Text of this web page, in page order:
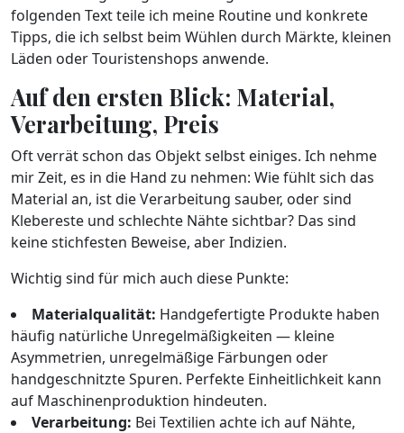
folgenden Text teile ich meine Routine und konkrete
Tipps, die ich selbst beim Wühlen durch Märkte, kleinen
Läden oder Touristenshops anwende.
Auf den ersten Blick: Material,
Verarbeitung, Preis
Oft verrät schon das Objekt selbst einiges. Ich nehme
mir Zeit, es in die Hand zu nehmen: Wie fühlt sich das
Material an, ist die Verarbeitung sauber, oder sind
Klebereste und schlechte Nähte sichtbar? Das sind
keine stichfesten Beweise, aber Indizien.
Wichtig sind für mich auch diese Punkte:
Materialqualität: Handgefertigte Produkte haben
häufig natürliche Unregelmäßigkeiten — kleine
Asymmetrien, unregelmäßige Färbungen oder
handgeschnitzte Spuren. Perfekte Einheitlichkeit kann
auf Maschinenproduktion hindeuten.
Verarbeitung: Bei Textilien achte ich auf Nähte,